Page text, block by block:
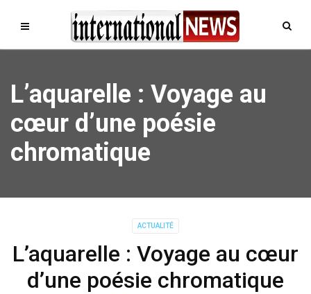
L’aquarelle : Voyage au
cœur d’une poésie
chromatique
ACTUALITÉ
L’aquarelle : Voyage au cœur
d’une poésie chromatique